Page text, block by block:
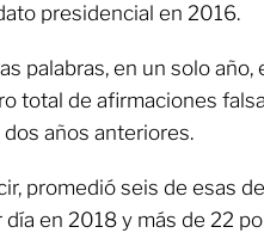
presidencial en 2016.
palabras, en un solo
total de afirmaciones
dos años anteriores.
promedió seis de esas
día en 2018 y más de 22